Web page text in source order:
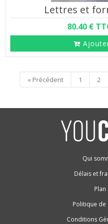
Lettres et
80.40 €
« Précédent 1 2
Qui
Délais et
Politique
Conditions